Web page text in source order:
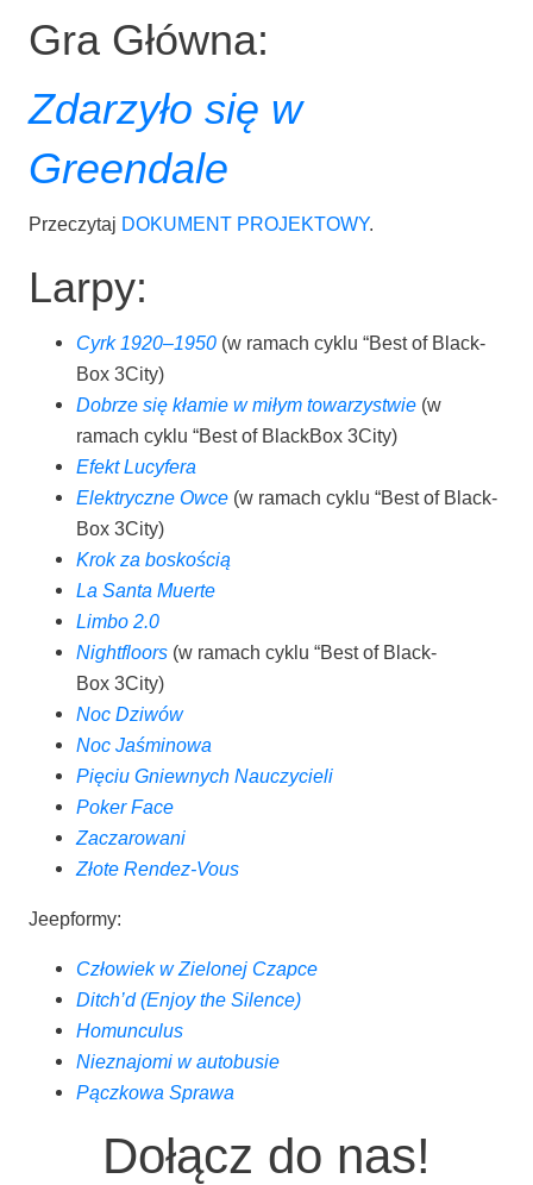
Gra Główna:
Zdarzyło się w
Greendale
Prze­czy­taj DOKUMENT PROJEKTOWY.
Larpy:
Cyrk 1920–1950 (w ramach cyklu “Best of Black­
Box 3City)
Dobrze się kła­mie w miłym towa­rzy­stwie (w
ramach cyklu “Best of Black­Box 3City)
Efekt Lucy­fe­ra
Elek­trycz­ne Owce (w ramach cyklu “Best of Black­
Box 3City)
Krok za boskością
La San­ta Muerte
Lim­bo 2.0
Night­flo­ors (w ramach cyklu “Best of Black­
Box 3City)
Noc Dzi­wów
Noc Jaśmi­no­wa
Pię­ciu Gniew­nych Nauczycieli
Poker Face
Zacza­ro­wa­ni
Zło­te Rendez-Vous
Jeep­for­my:
Czło­wiek w Zie­lo­nej Czapce
Ditch’d (Enjoy the Silence)
Homun­cu­lus
Nie­zna­jo­mi w autobusie
Pącz­ko­wa Sprawa
Dołącz do nas!